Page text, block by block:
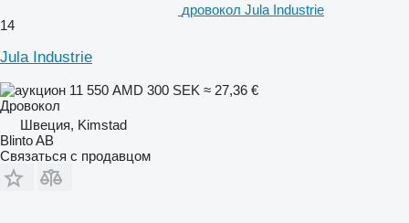
дровокол Jula Industrie
14
Jula Industrie
11 550 AMD 300 SEK ≈ 27,36 €
Дровокол
Швеция, Kimstad
Blinto AB
Связаться с продавцом